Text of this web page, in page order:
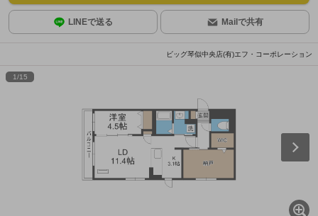
LINEで送る Mailで共有
ビッグ琴似中央店(有)エフ・コーポレーション
1/15